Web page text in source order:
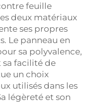
feuille
deux matériaux
ses propres
Le panneau en
sa polyvalence,
facilité de
un choix
utilisés dans les
légèreté et son